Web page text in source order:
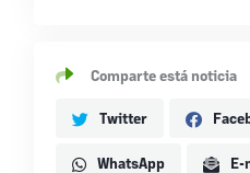
Comparte está noticia
Twitter
WhatsApp E-